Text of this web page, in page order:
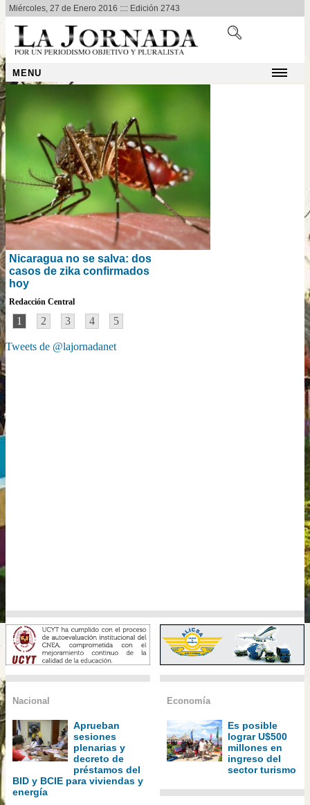
Miércoles, 27 de Enero 2016 :::: Edición 2743
MENU
Nicaragua no se salva: dos
casos de zika confirmados
hoy
Redacción Central
1 2 3 4 5
Tweets de @lajornadanet
Nacional
Aprueban
sesiones
plenarias y
decreto de
préstamos del
BID y BCIE para viviendas y
energía
Economía
Es posible
lograr U$500
millones en
ingreso del
sector turismo